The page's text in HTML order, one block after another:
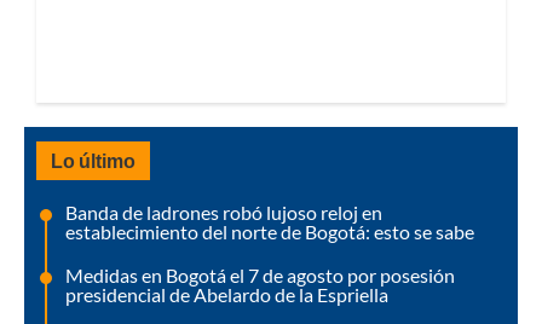
Lo último
Banda de ladrones robó lujoso reloj en
establecimiento del norte de Bogotá: esto se sabe
Medidas en Bogotá el 7 de agosto por posesión
presidencial de Abelardo de la Espriella